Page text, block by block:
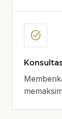
task_alt